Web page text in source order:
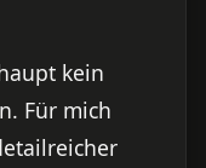
kein
Für mich